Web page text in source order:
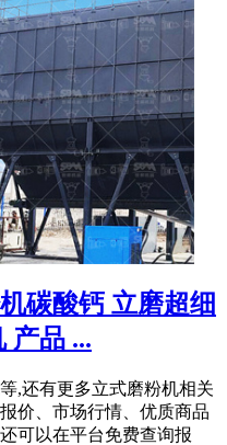
碳酸钙 立磨超细
产品 ...
,还有更多立式磨粉机相关
价、市场行情、优质商品
可以在平台免费查询报